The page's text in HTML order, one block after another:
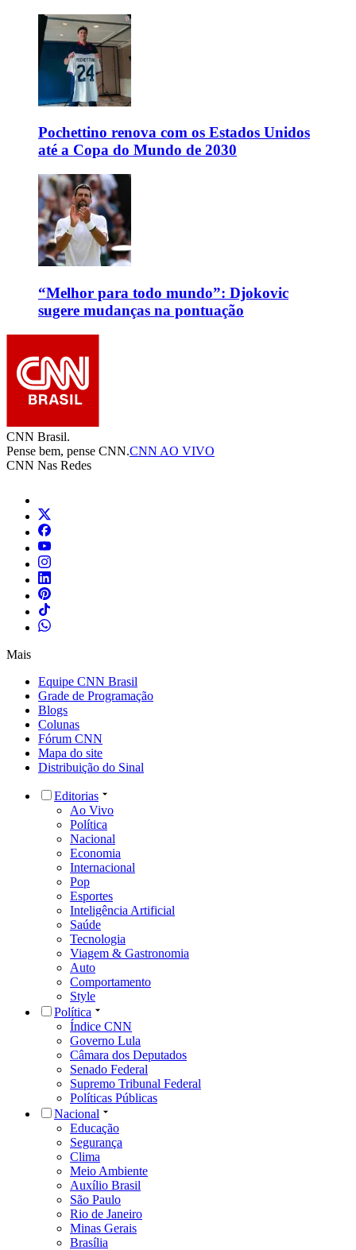
Pochettino renova com os Estados Unidos
até a Copa do Mundo de 2030
“Melhor para todo mundo”: Djokovic
sugere mudanças na pontuação
CNN Brasil.
Pense bem, pense CNN.CNN AO VIVO
CNN Nas Redes
Mais
Equipe CNN Brasil
Grade de Programação
Blogs
Colunas
Fórum CNN
Mapa do site
Distribuição do Sinal
Editorias
Ao Vivo
Política
Nacional
Economia
Internacional
Pop
Esportes
Inteligência Artificial
Saúde
Tecnologia
Viagem & Gastronomia
Auto
Comportamento
Style
Política
Índice CNN
Governo Lula
Câmara dos Deputados
Senado Federal
Supremo Tribunal Federal
Políticas Públicas
Nacional
Educação
Segurança
Clima
Meio Ambiente
Auxílio Brasil
São Paulo
Rio de Janeiro
Minas Gerais
Brasília